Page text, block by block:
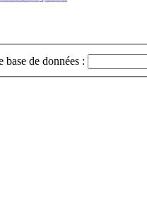
base de données :